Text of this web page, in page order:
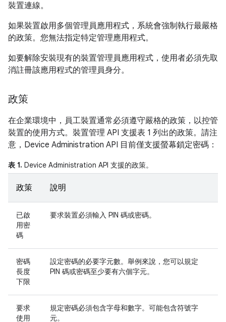
裝置連線。
如果裝置啟用多個管理員應用程式，系統會強制執行最嚴格
的政策。您無法指定特定管理應用程式。
如要解除安裝現有的裝置管理員應用程式，使用者必須先取
消註冊該應用程式的管理員身分。
政策
在企業環境中，員工裝置通常必須遵守嚴格的政策，以控管
裝置的使用方式。裝置管理 API 支援表 1 列出的政策。請注
意，Device Administration API 目前僅支援螢幕鎖定密碼：
表 1. Device Administration API 支援的政策。
政策 說明
已啟
用密
碼
要求裝置必須輸入 PIN 碼或密碼。
密碼
長度
下限
設定密碼的必要字元數。舉例來說，您可以規定
PIN 碼或密碼至少要有六個字元。
要求
使用
規定密碼必須包含字母和數字。可能包含符號字
元。